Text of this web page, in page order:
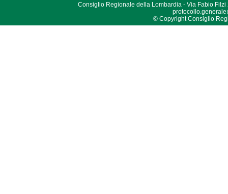
Consiglio Regionale della Lombardia - Via Fabio Filzi
© Copyright Consiglio